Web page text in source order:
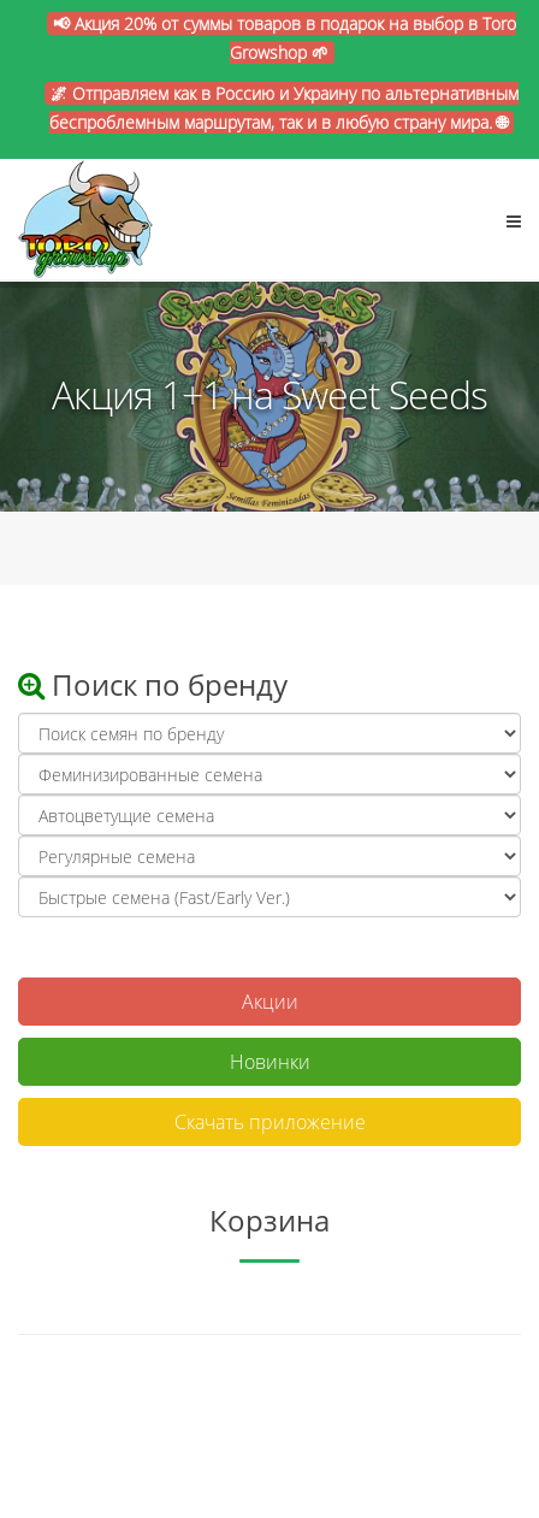
📢 Акция 20% от суммы товаров в подарок на выбор в Toro
Growshop 🌱
🌌 Отправляем как в Россию и Украину по альтернативным
беспроблемным маршрутам, так и в любую страну мира. 🌐
Акция 1+1 на Sweet Seeds
Поиск по бренду
Акции
Новинки
Скачать приложение
Корзина